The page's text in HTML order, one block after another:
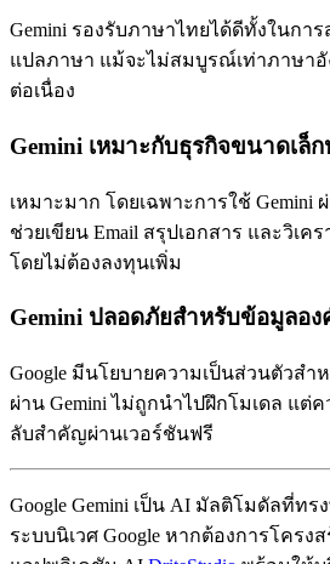
Gemini รองรับภาษาไทยได้ดีทั้งในกา
แปลภาษา แม้จะไม่สมบูรณ์เท่าภาษา
ต่อเนื่อง
Gemini เหมาะกับธุรกิจขนาดเล็
เหมาะมาก โดยเฉพาะการใช้ Gemini ผ่
ช่วยเขียน Email สรุปเอกสาร และวิเค
โดยไม่ต้องลงทุนเพิ่ม
Gemini ปลอดภัยสำหรับข้อมูลอง
Google มีนโยบายความเป็นส่วนตัวสำ
ผ่าน Gemini ไม่ถูกนำไปฝึกโมเดล แต่
ลับสำคัญผ่านเวอร์ชันฟรี
Google Gemini เป็น AI มัลติโมดัลที่ทร
ระบบนิเวศ Google หากต้องการโครง